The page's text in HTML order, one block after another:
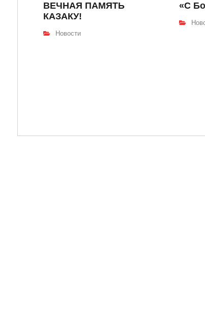
ВЕЧНАЯ ПАМЯТЬ
КАЗАКУ!
Новости
«С